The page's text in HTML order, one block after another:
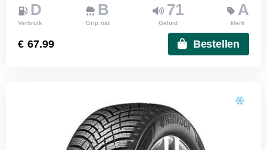
D
Verbruik
B
Grip nat
71
Geluid
A
Merk
€ 67.99 Bestellen